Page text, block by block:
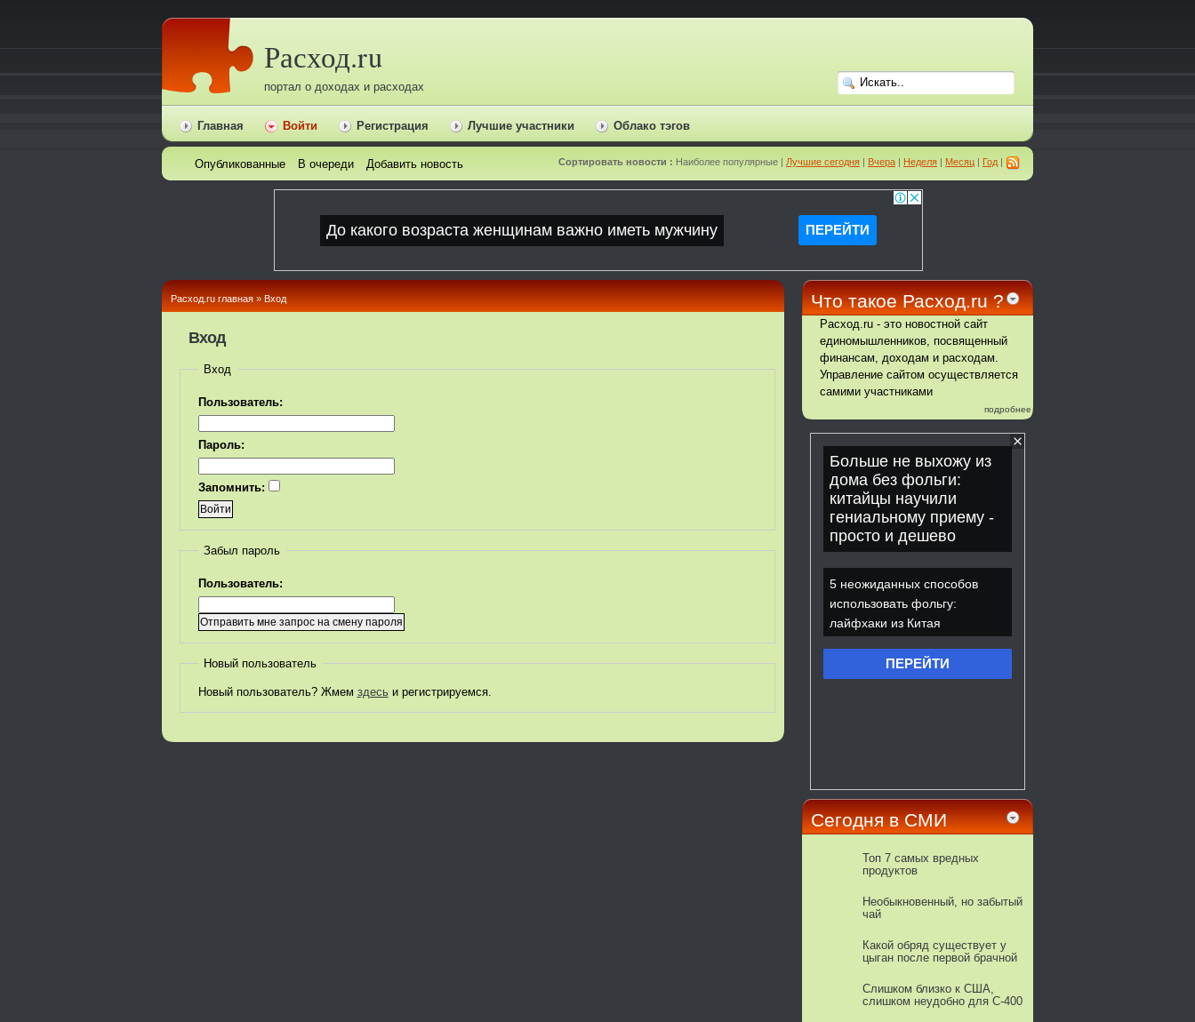
Расход.ru
портал о доходах и расходах
Главная Войти Регистрация Лучшие участники Облако тэгов
Сортировать новости : Наиболее популярные | Лучшие сегодня | Вчера | Неделя | Месяц | Год |
Опубликованные В очереди Добавить новость
Расход.ru главная » Вход
Вход
Вход
Пользователь:
Пароль:
Запомнить:
Забыл пароль
Пользователь:
Новый пользователь
Новый пользователь? Жмем здесьи регистрируемся.
Что такое Расход.ru ?
Расход.ru - это новостной сайт
единомышленников, посвященный
финансам, доходам и расходам.
Управление сайтом осуществляется
самими участниками
подробнее
Сегодня в СМИ
Топ 7 самых вредных
продуктов
Необыкновенный, но забытый
чай
Какой обряд существует у
цыган после первой брачной
Слишком близко к США,
слишком неудобно для С-400